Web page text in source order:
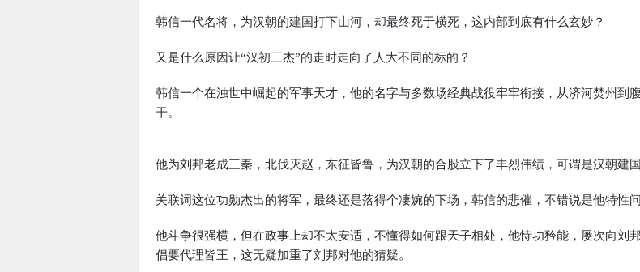
韩信一代名将，为汉朝的建国打下山河，却最终死于横死，这内部到底有什么玄妙？
又是什么原因让“汉初三杰”的走时走向了人大不同的标的？
韩信一个在浊世中崛起的军事天才，他的名字与多数场经典战役牢牢衔接，从济河焚州到
干。
他为刘邦老成三秦，北伐灭赵，东征皆鲁，为汉朝的合股立下了丰烈伟绩，可谓是汉朝建国
关联词这位功勋杰出的将军，最终还是落得个凄婉的下场，韩信的悲催，不错说是他特性问
他斗争很强横，但在政事上却不太安适，不懂得如何跟天子相处，他恃功矜能，屡次向刘
倡要代理皆王，这无疑加重了刘邦对他的猜疑。